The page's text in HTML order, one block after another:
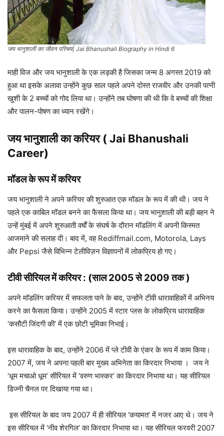
जय भानुशाली का जीवन परिचय| Jai Bhanushali Biography in Hindi 6
माही विज और जय भानुशाली के एक लड़की है जिसका जन्म 8 अगस्त 2019 को
हुआ था इसके अलावा उन्होंने कुछ साल पहले अपने दोस्त राजवीर और उनकी पत्नी
खुशी के 2 बच्चों को गोद लिया था। उन्होंने तब घोषणा की थी कि वे बच्चों की शिक्षा
और पालन-पोषण का ध्यान रखेंगे।
जय भानुशालीका करियर ( Jai Bhanushali
Career)
मॉडल के रूप में करियर
जय भानुशाली ने अपने करियर की शुरुआत एक मॉडल के रूप में की थी। जय ने
पहले एक काबिल मॉडल बनने का फैसला किया था। जय भानुशाली की बड़ी बहन ने
उन्हें मुंबई में अपने शुरुआती वर्षों के संघर्ष के दौरान मॉडलिंग में अपनी किस्मत
आजमाने की सलाह दी। बाद में, वह Rediffmail.com, Motorola, Lays
और Pepsi जैसे विभिन्न टेलीविज़न विज्ञापनों में लोकप्रिय हो गए।
टीवी सीरियल में करियर : (साल 2005 से 2009 तक )
अपने मॉडलिंग करियर में सफलता पाने के बाद, उन्होंने टीवी धारावाहिकों में अभिनय
करने का फैसला किया। उन्होंने 2005 में स्टार प्लस के लोकप्रिय धारावाहिक
‘कसौटी जिंदगी की’ में एक छोटी भूमिका निभाई।
इस धारावाहिक के बाद, उन्होंने 2006 में प्ले टीवी के एंकर के रूप में काम किया।
2007 में, जय ने अपना पहली बार मुख्य अभिनेता का किरदार निभाया । जय ने
‘धूम मचाओ धूम’ सीरियल में ‘वरुण भास्कर’ का किरदार निभाया था। यह सीरियल
डिज्नी चैनल पर दिखाया गया था।
इस सीरियल के बाद जय 2007 में ही सीरियल ‘कयामत’ में नजर आए थे। जय ने
इस सीरियल में ‘नीव शेरगिल’ का किरदार निभाया था। यह सीरियल फरवरी 2007